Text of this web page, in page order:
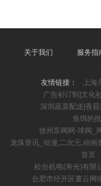
关于我们 服务指
友情链接：
上
广告衫订制|文化
深圳蔬菜配送|香
鱼饵的
徐州泵阀网-球阀_
龙珠资讯_动漫,二次元,动画
首页
松台机电(寿光)有限
合肥市经开区董云网